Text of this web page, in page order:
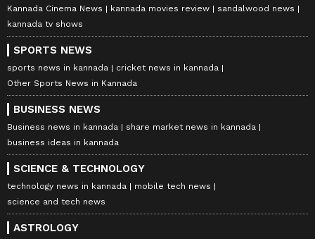
Kannada Cinema News kannada movies review
sandalwood news
kannada tv shows
SPORTS NEWS
sports news in kannada
cricket news in kannada
Other Sports News in Kannada
BUSINESS NEWS
Business news in kannada
share market news in kannada
business ideas in kannada
SCIENCE & TECHNOLOGY
technology news in kannada
mobile tech news
science and tech news
ASTROLOGY